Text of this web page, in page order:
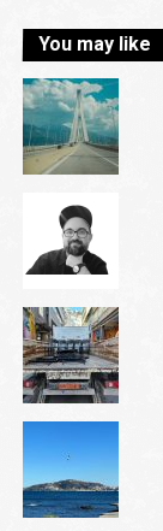
You may like